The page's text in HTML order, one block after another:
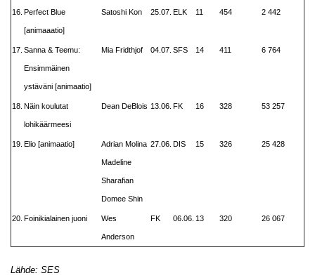
16. Perfect Blue
[animaaatio]
Satoshi Kon 25.07. ELK 11 454 2 442
17. Sanna & Teemu:
Ensimmäinen
ystäväni [animaatio]
Mia Fridthjof 04.07. SFS 14 411 6 764
18. Näin koulutat
lohikäärmeesi
Dean DeBlois 13.06. FK 16 328 53 257
19. Elio [animaatio] Adrian Molina
Madeline
Sharafian
Domee Shin
27.06. DIS 15 326 25 428
20. Foinikialainen juoni Wes
Anderson
FK 06.06. 13 320 26 067
Lähde: SES